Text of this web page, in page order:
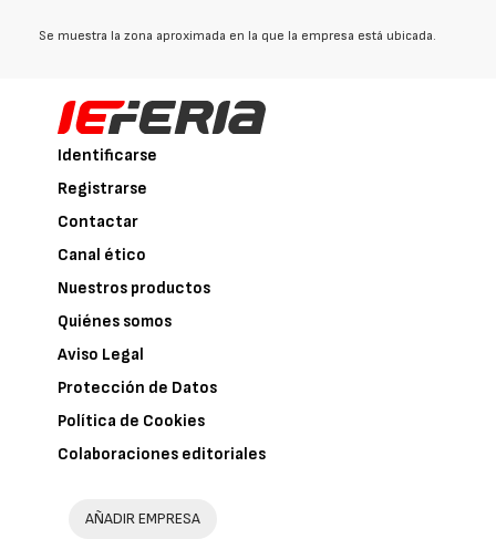
Se muestra la zona aproximada en la que la empresa está ubicada.
Identificarse
Registrarse
Contactar
Canal ético
Nuestros productos
Quiénes somos
Aviso Legal
Protección de Datos
Política de Cookies
Colaboraciones editoriales
AÑADIR EMPRESA